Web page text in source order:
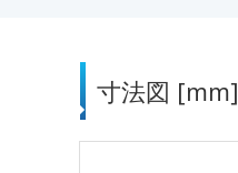
寸法図 [mm]